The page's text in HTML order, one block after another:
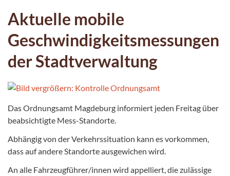
Aktuelle mobile
Geschwindigkeitsmessungen
der Stadtverwaltung
Das Ordnungsamt Magdeburg informiert jeden Freitag über
beabsichtigte Mess-Standorte.
Abhängig von der Verkehrssituation kann es vorkommen,
dass auf andere Standorte ausgewichen wird.
An alle Fahrzeugführer/innen wird appelliert, die zulässige